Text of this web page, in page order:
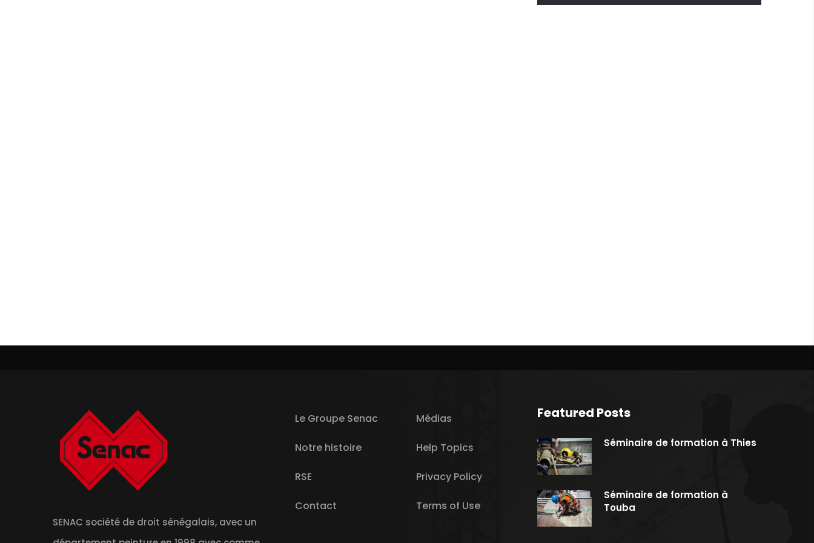
SENAC société de droit sénégalais, avec un
Le Groupe Senac
Notre histoire
RSE
Contact
Médias
Help Topics
Privacy Policy
Terms of Use
Featured Posts
Séminaire de formation à Thies
Séminaire de formation à
Touba